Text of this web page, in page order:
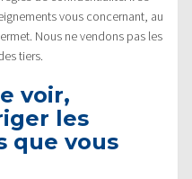
vous concernant, au
Nous ne vendons pas les
tiers.
voir,
les
que vous